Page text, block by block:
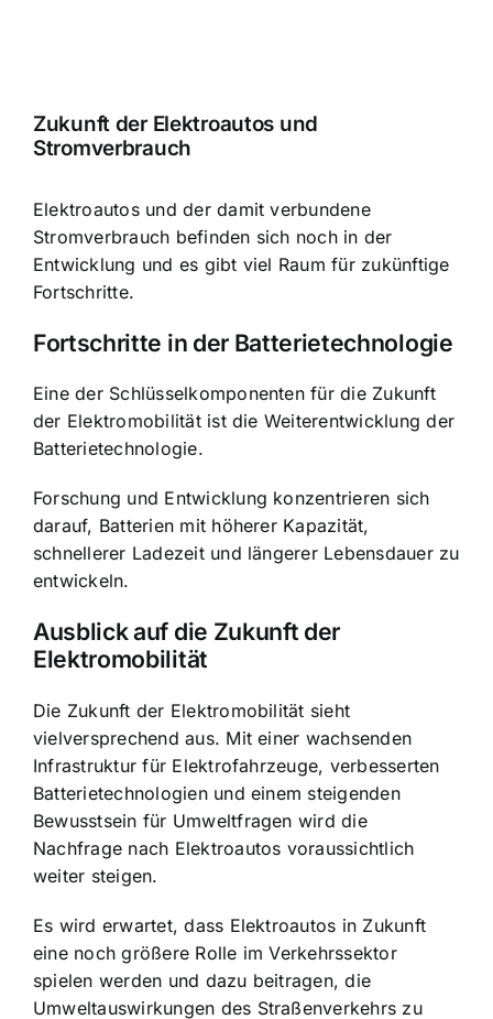
Zukunft der Elektroautos und
Stromverbrauch
Elektroautos und der damit verbundene
Stromverbrauch befinden sich noch in der
Entwicklung und es gibt viel Raum für zukünftige
Fortschritte.
Fortschritte in der Batterietechnologie
Eine der Schlüsselkomponenten für die Zukunft
der Elektromobilität ist die Weiterentwicklung der
Batterietechnologie.
Forschung und Entwicklung konzentrieren sich
darauf, Batterien mit höherer Kapazität,
schnellerer Ladezeit und längerer Lebensdauer zu
entwickeln.
Ausblick auf die Zukunft der
Elektromobilität
Die Zukunft der Elektromobilität sieht
vielversprechend aus. Mit einer wachsenden
Infrastruktur für Elektrofahrzeuge, verbesserten
Batterietechnologien und einem steigenden
Bewusstsein für Umweltfragen wird die
Nachfrage nach Elektroautos voraussichtlich
weiter steigen.
Es wird erwartet, dass Elektroautos in Zukunft
eine noch größere Rolle im Verkehrssektor
spielen werden und dazu beitragen, die
Umweltauswirkungen des Straßenverkehrs zu